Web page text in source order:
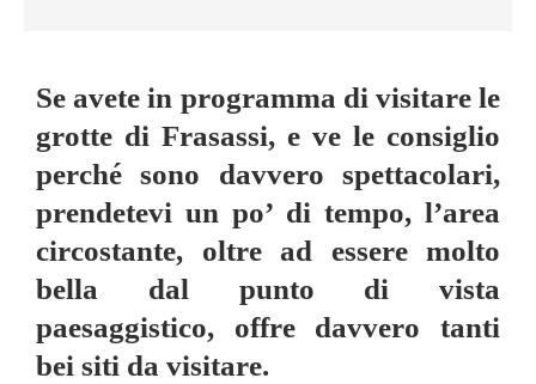
Se avete in programma di visitare le
grotte di Frasassi, e ve le consiglio
perché sono davvero spettacolari,
prendetevi un po’ di tempo, l’area
circostante, oltre ad essere molto
bella dal punto di vista
paesaggistico, offre davvero tanti
bei siti da visitare.